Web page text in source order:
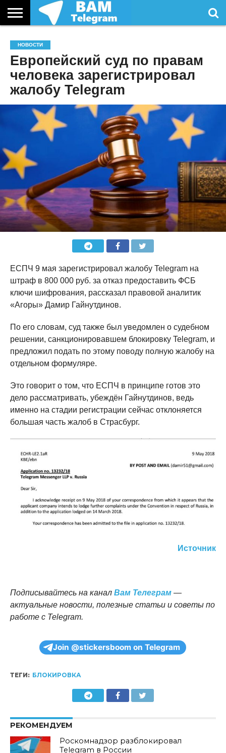
УСЛУГИ
НОВОСТИ
Европейский суд по правам
человека зарегистрировал
жалобу Telegram
ЕСПЧ 9 мая зарегистрировал жалобу Telegram на
штраф в 800 000 руб. за отказ предоставить ФСБ
ключи шифрования, рассказал правовой аналитик
«Агоры» Дамир Гайнутдинов.
По его словам, суд также был уведомлен о судебном
решении, санкционировавшем блокировку Telegram, и
предложил подать по этому поводу полную жалобу на
отдельном формуляре.
Это говорит о том, что ЕСПЧ в принципе готов это
дело рассматривать, убеждён Гайнутдинов, ведь
именно на стадии регистрации сейчас отклоняется
большая часть жалоб в Страсбург.
Источник
Подписывайтесь на канал Вам Телеграм—
актуальные новости, полезные статьи и советы по
работе с Telegram.
Join @stickersboom on Telegram
ТЕГИ: БЛОКИРОВКА
РЕКОМЕНДУЕМ
Роскомнадзор разблокировал
Telegram в России